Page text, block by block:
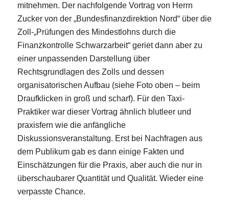
mitnehmen. Der nachfolgende Vortrag von Herrn
Zucker von der „Bundesfinanzdirektion Nord“ über die
Zoll-„Prüfungen des Mindestlohns durch die
Finanzkontrolle Schwarzarbeit“ geriet dann aber zu
einer unpassenden Darstellung über
Rechtsgrundlagen des Zolls und dessen
organisatorischen Aufbau (siehe Foto oben – beim
Draufklicken in groß und scharf). Für den Taxi-
Praktiker war dieser Vortrag ähnlich blutleer und
praxisfern wie die anfängliche
Diskussionsveranstaltung. Erst bei Nachfragen aus
dem Publikum gab es dann einige Fakten und
Einschätzungen für die Praxis, aber auch die nur in
überschaubarer Quantität und Qualität. Wieder eine
verpasste Chance.